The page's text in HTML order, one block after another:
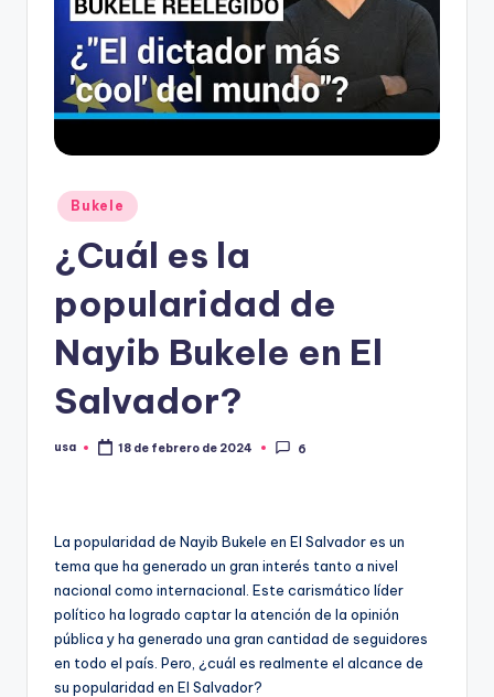
Publicado
en
Bukele
¿Cuál es la
popularidad de
Nayib Bukele en El
Salvador?
Publicado
usa 18 de febrero de 2024 6
La popularidad de Nayib Bukele en El Salvador es un
tema que ha generado un gran interés tanto a nivel
nacional como internacional. Este carismático líder
político ha logrado captar la atención de la opinión
pública y ha generado una gran cantidad de seguidores
en todo el país. Pero, ¿cuál es realmente el alcance de
su popularidad en El Salvador?